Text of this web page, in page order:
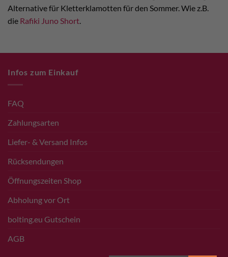
Alternative für Kletterklamotten für den Sommer. Wie z.B.
die Rafiki Juno Short.
Infos zum Einkauf
FAQ
Zahlungsarten
Liefer- & Versand Infos
Rücksendungen
Öffnungszeiten Shop
Abholung vor Ort
bolting.eu Gutschein
AGB